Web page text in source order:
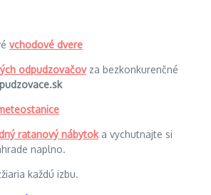
vchodové dvere
odpudzovačovza bezkonkurenčné
ratanový nábytoka vychutnajte si
naplno.
každú izbu.